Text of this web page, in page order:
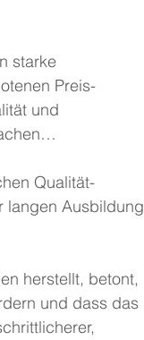
starke
Preis-
und
Qualität-
langen Ausbildung
herstellt, betont,
und dass das